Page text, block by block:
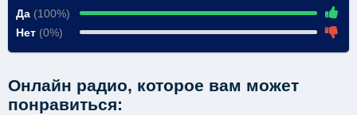
Да (100%)
Нет (0%)
Онлайн радио, которое вам может
понравиться: